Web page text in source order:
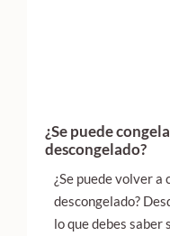
¿Se puede
descongelado?
¿Se puede volver a
descongelado?
lo que debes saber